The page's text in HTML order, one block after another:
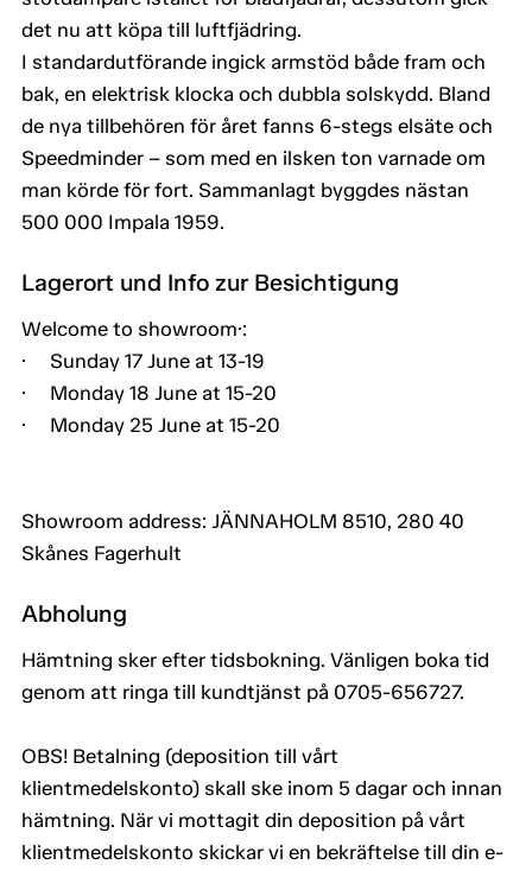
det nu att köpa till luftfjädring.
I standardutförande ingick armstöd både fram och
bak, en elektrisk klocka och dubbla solskydd. Bland
de nya tillbehören för året fanns 6-stegs elsäte och
Speedminder – som med en ilsken ton varnade om
man körde för fort. Sammanlagt byggdes nästan
500 000 Impala 1959.
Lagerort und Info zur Besichtigung
Welcome to showroom·:
· Sunday 17 June at 13-19
· Monday 18 June at 15-20
· Monday 25 June at 15-20
Showroom address: JÄNNAHOLM 8510, 280 40
Skånes Fagerhult
Abholung
Hämtning sker efter tidsbokning. Vänligen boka tid
genom att ringa till kundtjänst på 0705-656727.
OBS! Betalning (deposition till vårt
klientmedelskonto) skall ske inom 5 dagar och innan
hämtning. När vi mottagit din deposition på vårt
klientmedelskonto skickar vi en bekräftelse till din e-